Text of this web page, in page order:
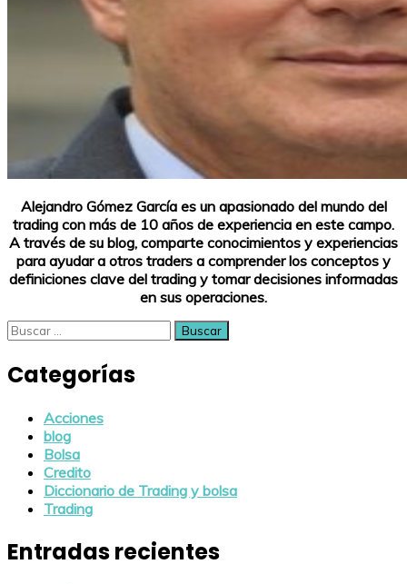
Alejandro Gómez García es un apasionado del mundo del
trading con más de 10 años de experiencia en este campo.
A través de su blog, comparte conocimientos y experiencias
para ayudar a otros traders a comprender los conceptos y
definiciones clave del trading y tomar decisiones informadas
en sus operaciones.
Buscar:
Categorías
Acciones
blog
Bolsa
Credito
Diccionario de Trading y bolsa
Trading
Entradas recientes